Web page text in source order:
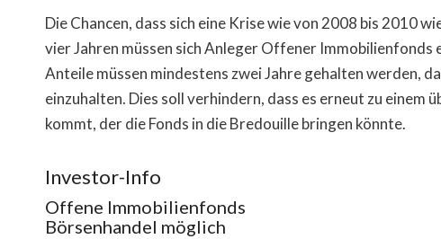
Die Chancen, dass sich eine Krise wie von 2008 bis 2010
vier Jahren müssen sich Anleger Offener
Anteile müssen mindestens zwei Jahre gehalten werden,
einzuhalten. Dies soll verhindern, dass es erneut zu
kommt, der die Fonds in die Bredouille bringen könnte.
Investor-Info
Offene Immobilienfonds
Börsenhandel möglich